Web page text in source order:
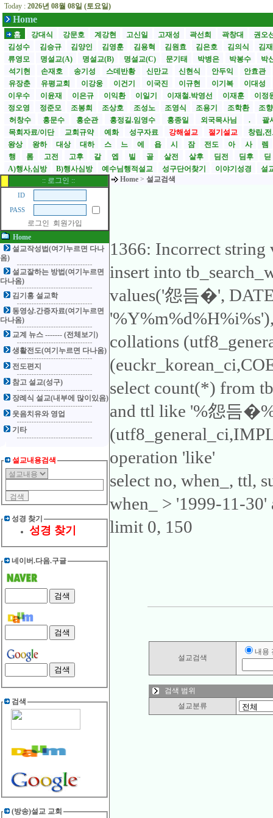
Today : 2026년 08월 08일 (토요일)
Home
홈 강대식 강문호 계강현 고신일 고재성 곽선희 곽창대
권오
김성수
김승규 김양인 김영훈 김용혁 김원효 김은호 김의식
김
류영모
명설교(A) 명설교(B) 명설교(C) 문기태 박병은 박봉수
박
석기현
손재호 송기성 스데반황 신만교 신현식 안두익
안효관
유장춘
유평교회 이강웅 이건기 이국진 이규현 이기복
이대성
이우수
이윤재 이은규 이익환 이일기 이재철.박영선 이재훈
이정
정오영
정준모 조봉희 조상호 조성노 조영식 조용기 조학환
조
허창수
홍문수 홍순관 홍정길.임영수 홍종일 외국목사님 .
괄
목회자료/이단
교회규약 예화 성구자료 강해설교 절기설교
창립,
왕상
왕하 대상 대하 스 느 에 욥 시 잠 전도 아 사
렘
행
롬 고전 고후 갈 엡 빌 골 살전 살후 딤전 딤후
딛
A)행사,심방
B)행사심방 예수님행적설교 성구단어찾기 이야기성경
설
:: 로그인 ::
ID
PASS
로그인
회원가입
Home
설교작성법(여기누르면 다나
옴)
설교잘하는 방법(여기누르면
다나옴)
김기홍 설교학
동영상.간증자료(여기누르면
다나옴)
교계 뉴스 ------- (전체보기)
생활전도(여기누르면 다나옴)
전도편지
참고 설교(성구)
장례식 설교(내부에 많이있음)
웃음치유와 영업
기타
설교내용검색
성경 찾기
성경 찾기
네이버.다음.구글
검색
(방송)설교 교회
Home > 설교검색
1366: Incorrect
insert into
values('怨듬�',
collations
select count(*) from
and ttl like '%怨듬
operation 'like'
select no, when_, ttl,
when_ > '1999-11-
limit 0, 150
설교검색
내용
검색 범위
설교분류